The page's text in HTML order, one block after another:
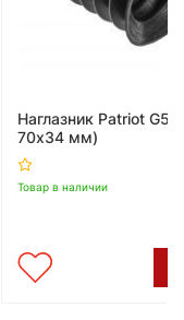
Наглазник Patriot G5
70х34 мм)
Товар в наличии